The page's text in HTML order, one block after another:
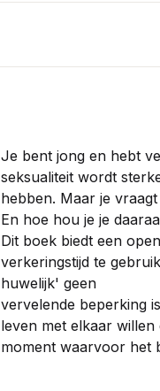
Je bent jong en hebt
seksualiteit wordt
hebben. Maar je
En hoe hou je je
Dit boek biedt een
verkeringstijd te
huwelijk' geen
vervelende beperking
leven met elkaar
moment waarvoor het